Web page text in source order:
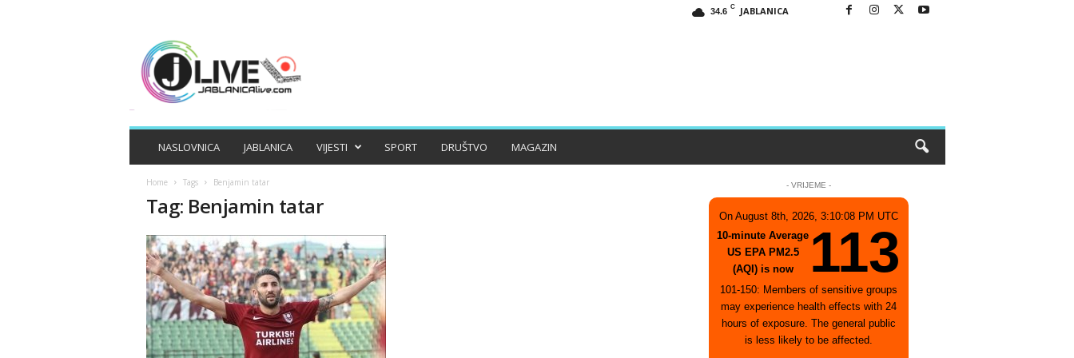
34.6 C JABLANICA
NASLOVNICA JABLANICA VIJESTI SPORT DRUŠTVO MAGAZIN
Home Tags Benjamin tatar
Tag: Benjamin tatar
- VRIJEME -
On August 8th, 2026, 3:10:08 PM UTC
10-minute Average
US EPA PM2.5
(AQI) is now
113
101-150: Members of sensitive groups
may experience health effects with 24
hours of exposure. The general public
is less likely to be affected.